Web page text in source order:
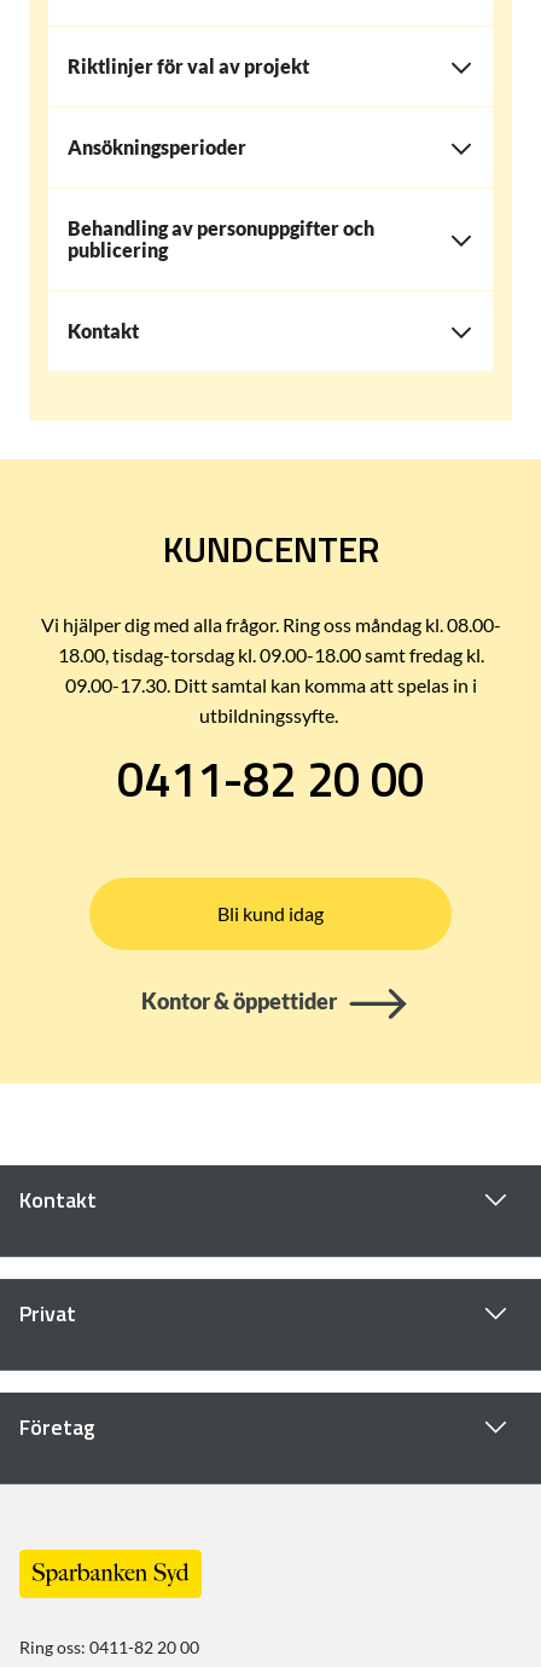
Riktlinjer för val av projekt
Ansökningsperioder
Behandling av personuppgifter och
publicering
Kontakt
KUNDCENTER
Vi hjälper dig med alla frågor. Ring oss måndag kl. 08.00-
18.00, tisdag-torsdag kl. 09.00-18.00 samt fredag kl.
09.00-17.30. Ditt samtal kan komma att spelas in i
utbildningssyfte.
0411-82 20 00
Bli kund idag
Kontor & öppettider
Kontakt
Privat
Företag
Ring oss: 0411-82 20 00